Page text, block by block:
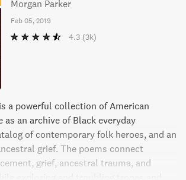
Morgan Parker
Feb 05, 2019
4.3 (3k)
a powerful collection of American
as an archive of Black everyday
of contemporary folk heroes, and an
grief. The poems connect
grief, ancestral trauma, and